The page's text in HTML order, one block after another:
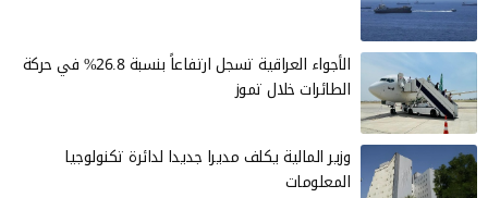
الأجواء العراقية تسجل ارتفاعاً بنسبة 26.8% في حركة
الطائرات خلال تموز
وزير المالية يكلف مديرا جديدا لدائرة تكنولوجيا
المعلومات